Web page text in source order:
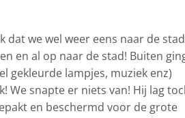
dat we wel weer eens naar de stad
en al op naar de stad! Buiten
gekleurde lampjes, muziek enz)
We snapte er niets van! Hij lag
en beschermd voor de grote